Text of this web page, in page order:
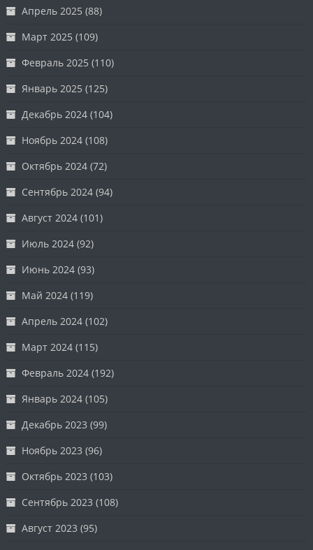
Апрель 2025 (88)
Март 2025 (109)
Февраль 2025 (110)
Январь 2025 (125)
Декабрь 2024 (104)
Ноябрь 2024 (108)
Октябрь 2024 (72)
Сентябрь 2024 (94)
Август 2024 (101)
Июль 2024 (92)
Июнь 2024 (93)
Май 2024 (119)
Апрель 2024 (102)
Март 2024 (115)
Февраль 2024 (192)
Январь 2024 (105)
Декабрь 2023 (99)
Ноябрь 2023 (96)
Октябрь 2023 (103)
Сентябрь 2023 (108)
Август 2023 (95)